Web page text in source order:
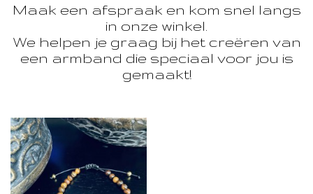
Maak een afspraak en kom snel langs
in onze winkel.
We helpen je graag bij het creëren van
een armband die speciaal voor jou is
gemaakt!